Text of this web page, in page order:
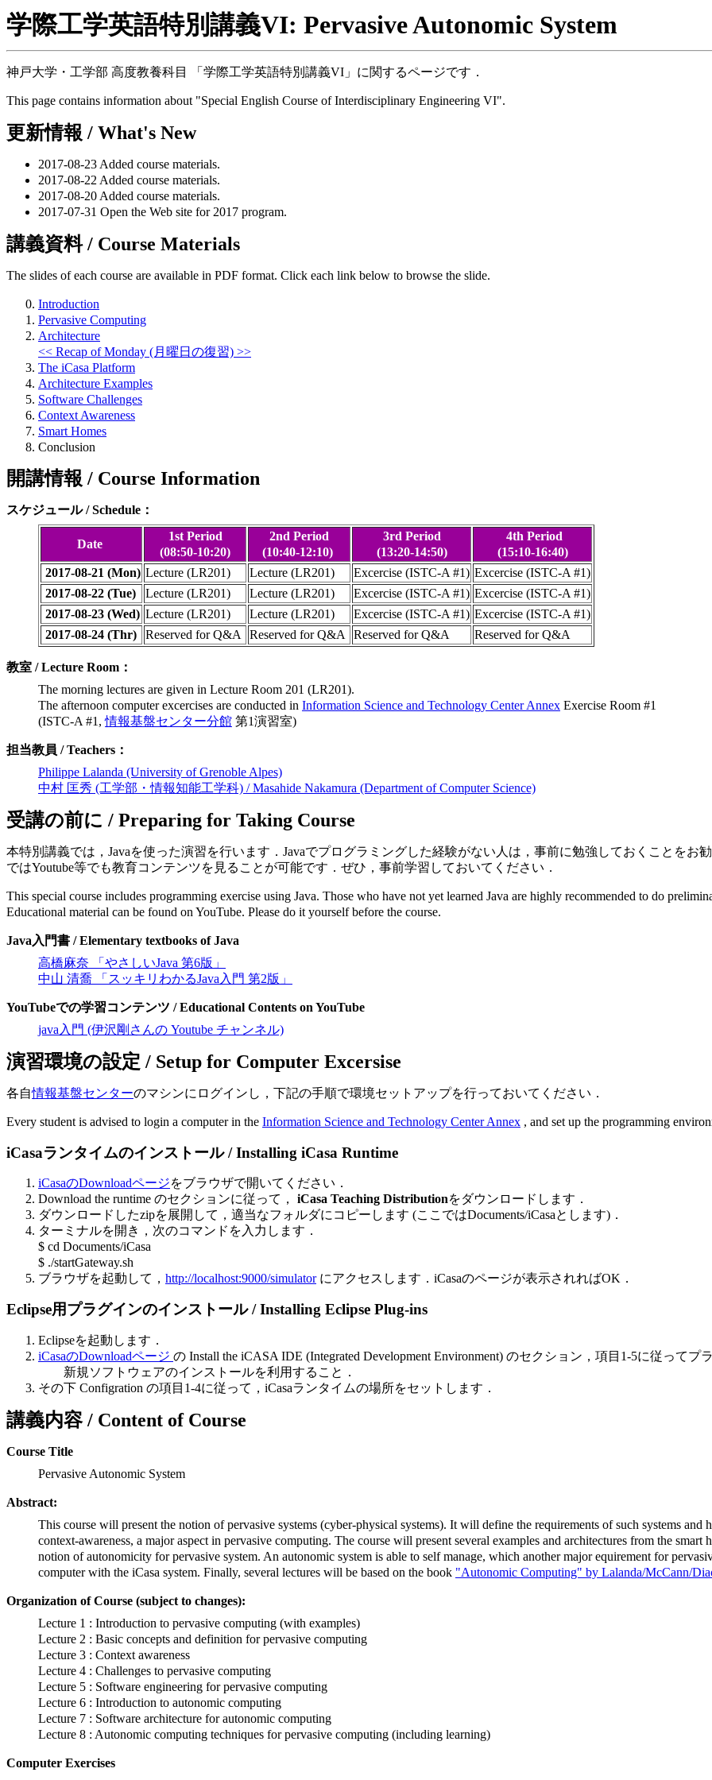
学際工学英語特別講義VI: Pervasive Autonomic System
神戸大学・工学部 高度教養科目 「学際工学英語特別講義VI」に関するページです．
This page contains information about "Special English Course of Interdisciplinary Engineering VI".
更新情報 / What's New
2017-08-23 Added course materials.
2017-08-22 Added course materials.
2017-08-20 Added course materials.
2017-07-31 Open the Web site for 2017 program.
講義資料 / Course Materials
The slides of each course are available in PDF format. Click each link below to browse the slide.
Introduction
Pervasive Computing
Architecture
<< Recap of Monday (月曜日の復習) >>
The iCasa Platform
Architecture Examples
Software Challenges
Context Awareness
Smart Homes
Conclusion
開講情報 / Course Information
スケジュール / Schedule：
Date
1st Period
(08:50-10:20)
2nd Period
(10:40-12:10)
3rd Period
(13:20-14:50)
4th Period
(15:10-16:40)
2017-08-21 (Mon) Lecture (LR201) Lecture (LR201) Excercise (ISTC-A #1) Excercise (ISTC-A #1)
2017-08-22 (Tue)
Lecture (LR201) Lecture (LR201) Excercise (ISTC-A #1) Excercise (ISTC-A #1)
2017-08-23 (Wed) Lecture (LR201) Lecture (LR201) Excercise (ISTC-A #1) Excercise (ISTC-A #1)
2017-08-24 (Thr)
Reserved for Q&A Reserved for Q&A Reserved for Q&A Reserved for Q&A
教室 / Lecture Room：
The morning lectures are given in Lecture Room 201 (LR201).
The afternoon computer excercises are conducted in Information Science and Technology Center Annex Exercise Room #1
(ISTC-A #1,情報基盤センター分館 第1演習室)
担当教員 / Teachers：
Philippe Lalanda (University of Grenoble Alpes)
中村 匡秀 (工学部・情報知能工学科) / Masahide Nakamura (Department of Computer Science)
受講の前に / Preparing for Taking Course
本特別講義では，Javaを使った演習を行います．Javaでプログラミングした経験がない人は，事前に勉強しておくことを
ではYoutube等でも教育コンテンツを見ることが可能です．ぜひ，事前学習しておいてください．
This special course includes programming exercise using Java. Those who have not yet learned Java are highly recommended to do
Educational material can be found on YouTube. Please do it yourself before the course.
Java入門書 / Elementary textbooks of Java
高橋麻奈 「やさしいJava 第6版」
中山 清喬 「スッキリわかるJava入門 第2版」
YouTubeでの学習コンテンツ / Educational Contents on YouTube
java入門 (伊沢剛さんの Youtube チャンネル)
演習環境の設定 / Setup for Computer Excersise
各自情報基盤センターのマシンにログインし，下記の手順で環境セットアップを行っておいてください．
Every student is advised to login a computer in the Information Science and Technology Center Annex , and set up the programming
iCasaランタイムのインストール / Installing iCasa Runtime
iCasaのDownloadページをブラウザで開いてください．
Download the runtime のセクションに従って，
iCasa Teaching Distributionをダウンロードします．
ダウンロードしたzipを展開して，適当なフォルダにコピーします (ここではDocuments/iCasaとします)．
ターミナルを開き，次のコマンドを入力します．
$ cd Documents/iCasa
$ ./startGateway.sh
ブラウザを起動して， http://localhost:9000/simulatorにアクセスします．iCasaのページが表示されればOK．
Eclipse用プラグインのインストール / Installing Eclipse Plug-ins
Eclipseを起動します．
iCasaのDownloadページ の Install the iCASA IDE (Integrated Development Environment) のセクション，項目1-5に従ってプ
新規ソフトウェアのインストールを利用すること．
その下 Configration の項目1-4に従って，iCasaランタイムの場所をセットします．
講義内容 / Content of Course
Course Title
Pervasive Autonomic System
Abstract:
This course will present the notion of pervasive systems (cyber-physical systems). It will define the requirements of such systems
context-awareness, a major aspect in pervasive computing. The course will present several examples and architectures from the
notion of autonomicity for pervasive system. An autonomic system is able to self manage, which another major equirement for
computer with the iCasa system. Finally, several lectures will be based on the book "Autonomic Computing" by Lalanda/McCann/
Organization of Course (subject to changes):
Lecture 1 : Introduction to pervasive computing (with examples)
Lecture 2 : Basic concepts and definition for pervasive computing
Lecture 3 : Context awareness
Lecture 4 : Challenges to pervasive computing
Lecture 5 : Software engineering for pervasive computing
Lecture 6 : Introduction to autonomic computing
Lecture 7 : Software architecture for autonomic computing
Lecture 8 : Autonomic computing techniques for pervasive computing (including learning)
Computer Exercises